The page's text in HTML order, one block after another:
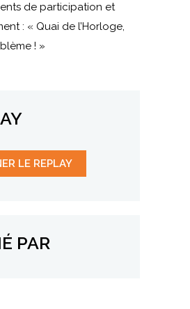
de participation et
: « Quai de l’Horloge,
! »
LE REPLAY
PAR